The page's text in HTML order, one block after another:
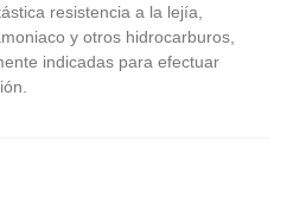
resistencia a la lejía,
y otros hidrocarburos,
indicadas para efectuar